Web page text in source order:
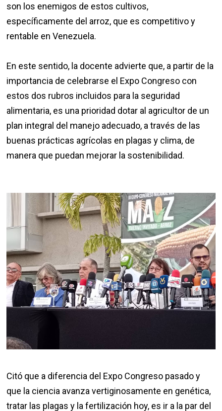
son los enemigos de estos cultivos,
específicamente del arroz, que es competitivo y
rentable en Venezuela.
En este sentido, la docente advierte que, a partir de la
importancia de celebrarse el Expo Congreso con
estos dos rubros incluidos para la seguridad
alimentaria, es una prioridad dotar al agricultor de un
plan integral del manejo adecuado, a través de las
buenas prácticas agrícolas en plagas y clima, de
manera que puedan mejorar la sostenibilidad.
Citó que a diferencia del Expo Congreso pasado y
que la ciencia avanza vertiginosamente en genética,
tratar las plagas y la fertilización hoy, es ir a la par del